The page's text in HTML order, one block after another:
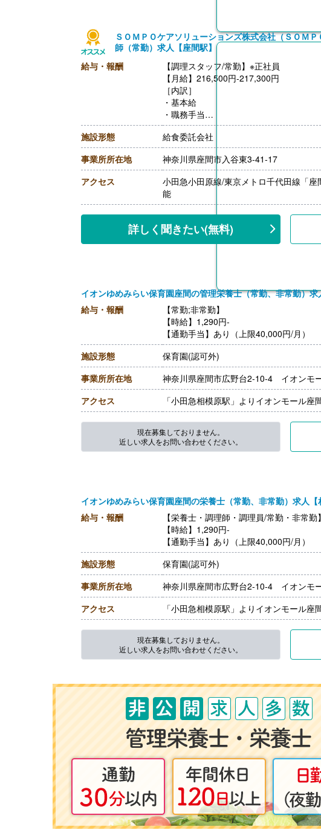
・働きがい向上手当 10,000円
［その他手当］
・時間外手当（超過1分から支給）
・精皆勤手当 6,000円（規定あり）
【賞与】年2回（計2.08ヶ月分）※前年度
【通勤手当】あり（上限50,000円/月）
【昇給】あり
【退職金】あり※勤続3年以上
ＳＯＭＰＯケアソリューションズ株式会社（ＳＯＭ
師（常勤）求人【座間駅】
給与・報酬
【調理スタッフ/常勤】※正社員
【月給】216,500円-217,300円
［内訳］
・基本給
・職務手当
・働きがい向上手当 10,000円
［その他手当］
・時間外手当（超過1分から支給）
・精皆勤手当 6,000円（規定あり）
【賞与】年2回（計2.08ヶ月分）※前年度
【通勤手当】あり（上限50,000円/月）
【昇給】あり
【調理主任/常勤】※正社員
【月給】217,300円-260,100円
［内訳］
・働きがい向上手当 10,000円
［その他手当］
・時間外手当（超過1分から支給）
・精皆勤手当 6,000円（規定あり）
【賞与】年2回（計2.08ヶ月分）※前年度
【通勤手当】あり（上限50,000円/月）
【昇給】あり
【退職金】あり※勤続3年以上
施設形態
給食委託会社
事業所所在地
神奈川県座間市入谷東3-41-17
アクセス
小田急小田原線/東京メトロ千代田線「
能
詳しく聞きたい(無料)
イオンゆめみらい保育園座間の管理栄養士（常勤、非常勤）
給与・報酬
【常勤;非常勤】
【時給】1,290円-
【通勤手当】あり（上限40,000円/月）
施設形態
保育園(認可外)
事業所所在地
神奈川県座間市広野台2-10-4 イオンモ
アクセス
「小田急相模原駅」よりイオンモール座
現在募集しておりません。
近しい求人をお問い合わせください。
イオンゆめみらい保育園座間の栄養士（常勤、非常勤）求人
給与・報酬
【栄養士・調理師・調理員/常勤・非常勤
【時給】1,290円-
【通勤手当】あり（上限40,000円/月）
施設形態
保育園(認可外)
事業所所在地
神奈川県座間市広野台2-10-4 イオンモ
アクセス
「小田急相模原駅」よりイオンモール座
現在募集しておりません。
近しい求人をお問い合わせください。